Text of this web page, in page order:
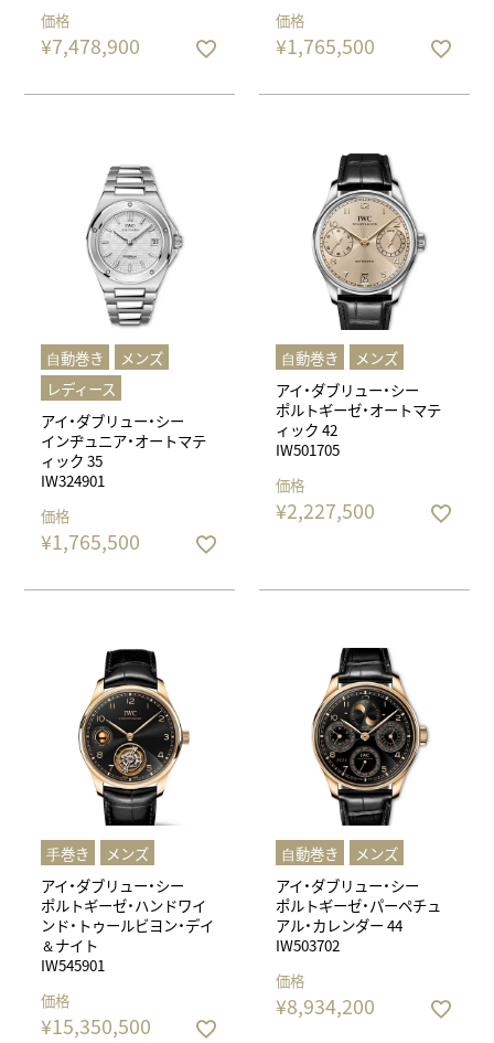
価格
¥7,478,900
価格
¥1,765,500
⾃動巻き
メンズ
レディース
アイ・ダブリュー・シー
インヂュニア・オートマテ
ィック 35
IW324901
価格
¥1,765,500
⾃動巻き
メンズ
アイ・ダブリュー・シー
ポルトギーゼ・オートマテ
ィック 42
IW501705
価格
¥2,227,500
⼿巻き
メンズ
アイ・ダブリュー・シー
ポルトギーゼ・ハンドワイ
ンド・トゥールビヨン・デイ
＆ナイト
IW545901
価格
¥15,350,500
⾃動巻き
メンズ
アイ・ダブリュー・シー
ポルトギーゼ・パーペチュ
アル・カレンダー 44
IW503702
価格
¥8,934,200